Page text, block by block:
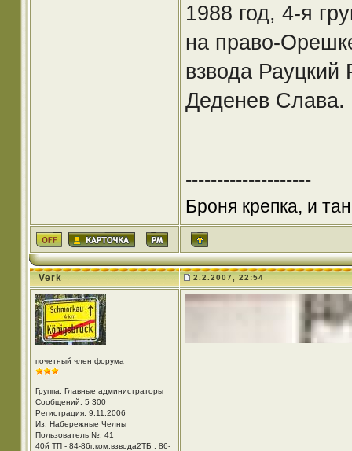
1988 год, 4-я
на право-
взвода
Деденев Слава.
--------------------
Броня крепка, и
Verk 2.2.2007, 22:54
почетный член форума
Группа: Главные администраторы
Сообщений: 5 300
Регистрация: 9.11.2006
Из: Набережные Челны
Пользователь №: 41
40й ТП - 84-86г,ком,взвода2ТБ , 86-